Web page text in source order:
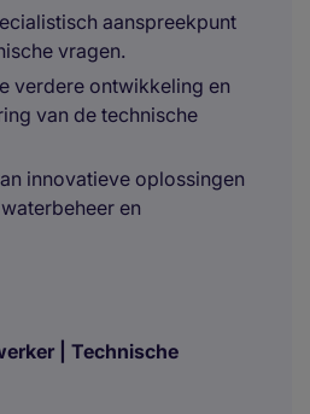
aanspreekpunt
vragen.
verdere ontwikkeling en
van de technische
innovatieve oplossingen
en
| Technische